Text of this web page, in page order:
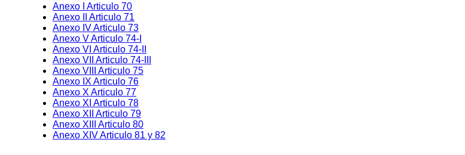
Anexo I Articulo 70
Anexo II Articulo 71
Anexo IV Articulo 73
Anexo V Articulo 74-I
Anexo VI Articulo 74-II
Anexo VII Articulo 74-III
Anexo VIII Articulo 75
Anexo IX Articulo 76
Anexo X Articulo 77
Anexo XI Articulo 78
Anexo XII Articulo 79
Anexo XIII Articulo 80
Anexo XIV Articulo 81 y 82